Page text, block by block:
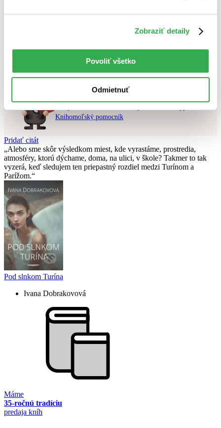
Zobraziť detaily
Povoliť všetko
Odmietnuť
Skúste prosím zmeniť vyhľadávaný výraz.
Knihomoľský pomocník
Pridať citát
Alebo sme skôr výsledkom miest, kde vyrastáme, prostredia,
atmosféry, ktorú dýchame, doma, na ulici, v škole? Takmer to tak
vyzerá, keď sledujem ten priepastný rozdiel medzi Turínom a
Parížom.
Pod slnkom Turína
Ivana Dobrakovová
Máme
35-ročnú tradíciu
predaja kníh